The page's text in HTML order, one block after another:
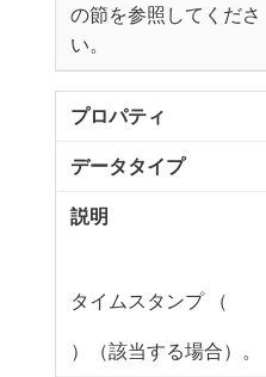
の節を参照してくださ
い。
タイムスタンプ （
）（該当する場合）。